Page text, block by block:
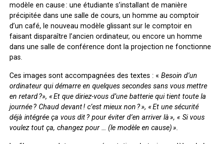
modèle en cause : une étudiante s’installant de manière
précipitée dans une salle de cours, un homme au comptoir
d’un café, le nouveau modèle glissant sur le comptoir en
faisant disparaître l’ancien ordinateur, ou encore un homme
dans une salle de conférence dont la projection ne fonctionne
pas.
Ces images sont accompagnées des textes : « Besoin d’un
ordinateur qui démarre en quelques secondes sans vous mettre
en retard ?», « Et que diriez-vous d’une batterie qui tient toute la
journée ? Chaud devant ! c’est mieux non ? », « Et une sécurité
déjà intégrée ça vous dit ? pour éviter d’en arriver là », « Si vous
voulez tout ça, changez pour … (le modèle en cause) ».